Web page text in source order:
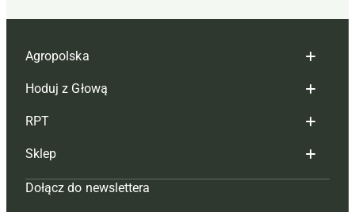
Agropolska
Redakcja
Reklama
Tagi
Mapa serwisu
Hoduj z Głową
Hoduj z głową bydło
Hoduj z głową świnie
Prenumerata
RPT
Redakcja
Prenumerata
Sklep
Czasopisma i prenumerata
Dołącz do newslettera